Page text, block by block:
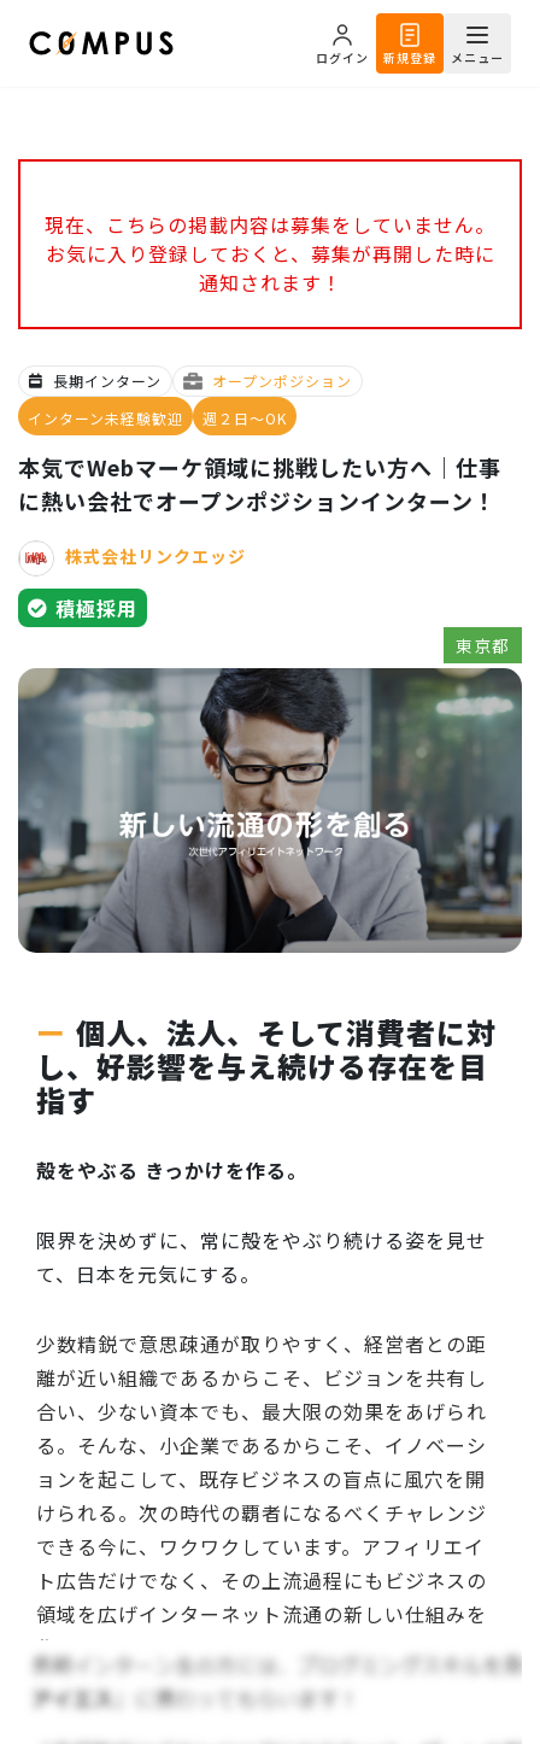
ログイン 新規登録 メニュー
現在、こちらの掲載内容は募集をしていません。
お気に入り登録しておくと、募集が再開した時に
通知されます！
長期インターン
オープンポジション
インターン未経験歓迎
週２日～OK
本気でWebマーケ領域に挑戦したい方へ｜仕事
に熱い会社でオープンポジションインターン！
株式会社リンクエッジ
積極採用
東京都
個人、法人、そして消費者に対
し、好影響を与え続ける存在を目
指す
殻をやぶる きっかけを作る。
限界を決めずに、常に殻をやぶり続ける姿を見せ
て、日本を元気にする。
少数精鋭で意思疎通が取りやすく、経営者との距
離が近い組織であるからこそ、ビジョンを共有し
合い、少ない資本でも、最大限の効果をあげられ
る。そんな、小企業であるからこそ、イノベーシ
ョンを起こして、既存ビジネスの盲点に風穴を開
けられる。次の時代の覇者になるべくチャレンジ
できる今に、ワクワクしています。アフィリエイ
ト広告だけでなく、その上流過程にもビジネスの
領域を広げインターネット流通の新しい仕組みを
作りたいと思っています。